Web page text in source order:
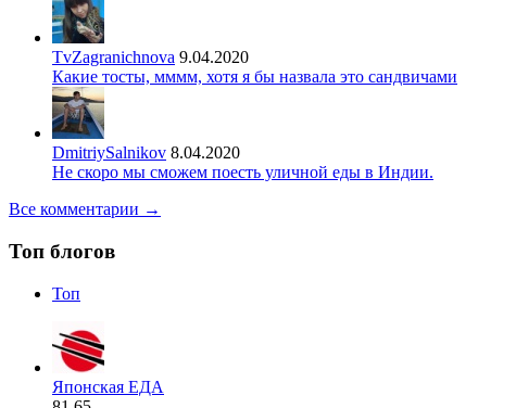
TvZagranichnova 9.04.2020
Какие тосты, мммм, хотя я бы назвала это сандвичами
DmitriySalnikov 8.04.2020
Не скоро мы сможем поесть уличной еды в Индии.
Все комментарии →
Топ блогов
Топ
Японская ЕДА